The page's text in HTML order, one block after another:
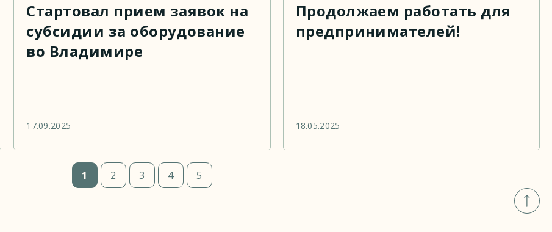
Стартовал прием заявок на
субсидии за оборудование
во Владимире
17.09.2025
Продолжаем работать для
предпринимателей!
18.05.2025
1 2 3 4 5